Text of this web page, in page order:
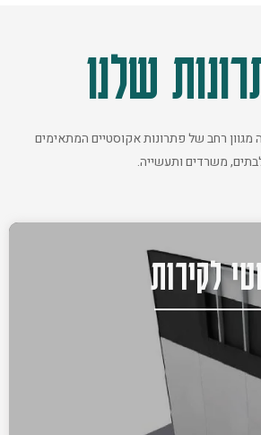
שלנו
רחב של פתרונות אקוסטיים המתאימים
משרדים ותעשייה.
לקירות